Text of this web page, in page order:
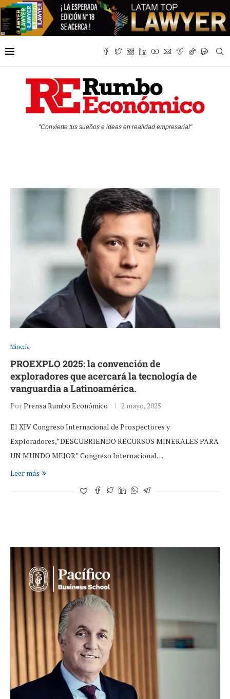
"Convierte tus sueños e ideas en realidad empresarial"
Minería
PROEXPLO 2025: la convención de
exploradores que acercará la tecnología de
vanguardia a Latinoamérica.
PorPrensa Rumbo Económico 2 mayo, 2025
El XIV Congreso Internacional de Prospectores y
Exploradores,”DESCUBRIENDO RECURSOS MINERALES PARA
UN MUNDO MEJOR” Congreso Internacional…
Leer más